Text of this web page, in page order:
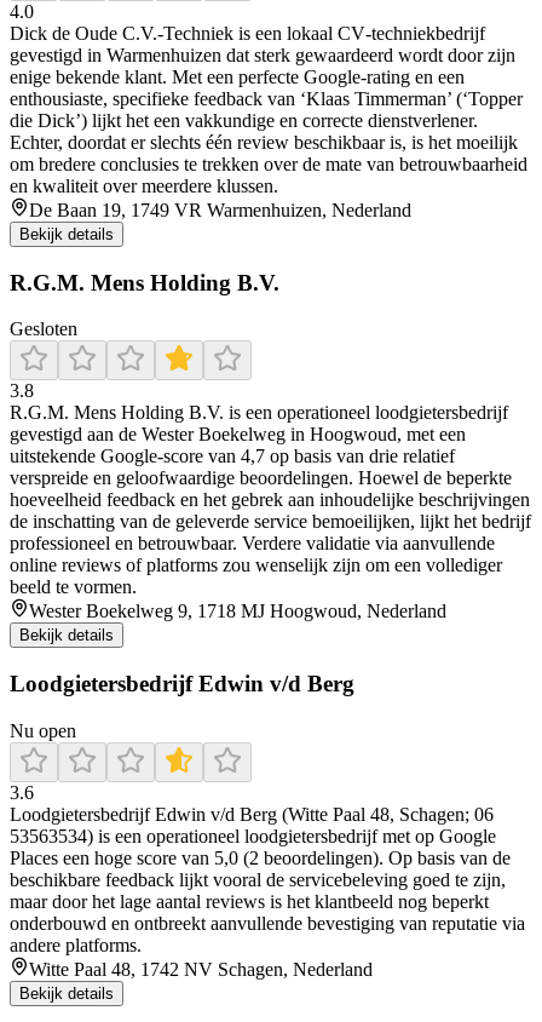
4.0
Dick de Oude C.V.-Techniek is een lokaal CV‑techniekbedrijf
gevestigd in Warmenhuizen dat sterk gewaardeerd wordt door zijn
enige bekende klant. Met een perfecte Google-rating en een
enthousiaste, specifieke feedback van ‘Klaas Timmerman’ (‘Topper
die Dick’) lijkt het een vakkundige en correcte dienstverlener.
Echter, doordat er slechts één review beschikbaar is, is het moeilijk
om bredere conclusies te trekken over de mate van betrouwbaarheid
en kwaliteit over meerdere klussen.
De Baan 19, 1749 VR Warmenhuizen, Nederland
Bekijk details
R.G.M. Mens Holding B.V.
Gesloten
3.8
R.G.M. Mens Holding B.V. is een operationeel loodgietersbedrijf
gevestigd aan de Wester Boekelweg in Hoogwoud, met een
uitstekende Google-score van 4,7 op basis van drie relatief
verspreide en geloofwaardige beoordelingen. Hoewel de beperkte
hoeveelheid feedback en het gebrek aan inhoudelijke beschrijvingen
de inschatting van de geleverde service bemoeilijken, lijkt het bedrijf
professioneel en betrouwbaar. Verdere validatie via aanvullende
online reviews of platforms zou wenselijk zijn om een vollediger
beeld te vormen.
Wester Boekelweg 9, 1718 MJ Hoogwoud, Nederland
Bekijk details
Loodgietersbedrijf Edwin v/d Berg
Nu open
3.6
Loodgietersbedrijf Edwin v/d Berg (Witte Paal 48, Schagen; 06
53563534) is een operationeel loodgietersbedrijf met op Google
Places een hoge score van 5,0 (2 beoordelingen). Op basis van de
beschikbare feedback lijkt vooral de servicebeleving goed te zijn,
maar door het lage aantal reviews is het klantbeeld nog beperkt
onderbouwd en ontbreekt aanvullende bevestiging van reputatie via
andere platforms.
Witte Paal 48, 1742 NV Schagen, Nederland
Bekijk details